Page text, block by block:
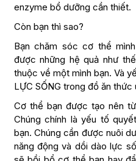
enzyme bổ dưỡng cần thiết.
Còn bạn thì sao?
Bạn chăm sóc cơ thể
được những hệ quả như
thuộc về một mình bạn. Và
LỰC SỐNG trong đồ ăn
Cơ thể bạn được tạo nên
Chúng chính là yếu tố
bạn. Chúng cần được nuôi
năng động và dồi dào lực